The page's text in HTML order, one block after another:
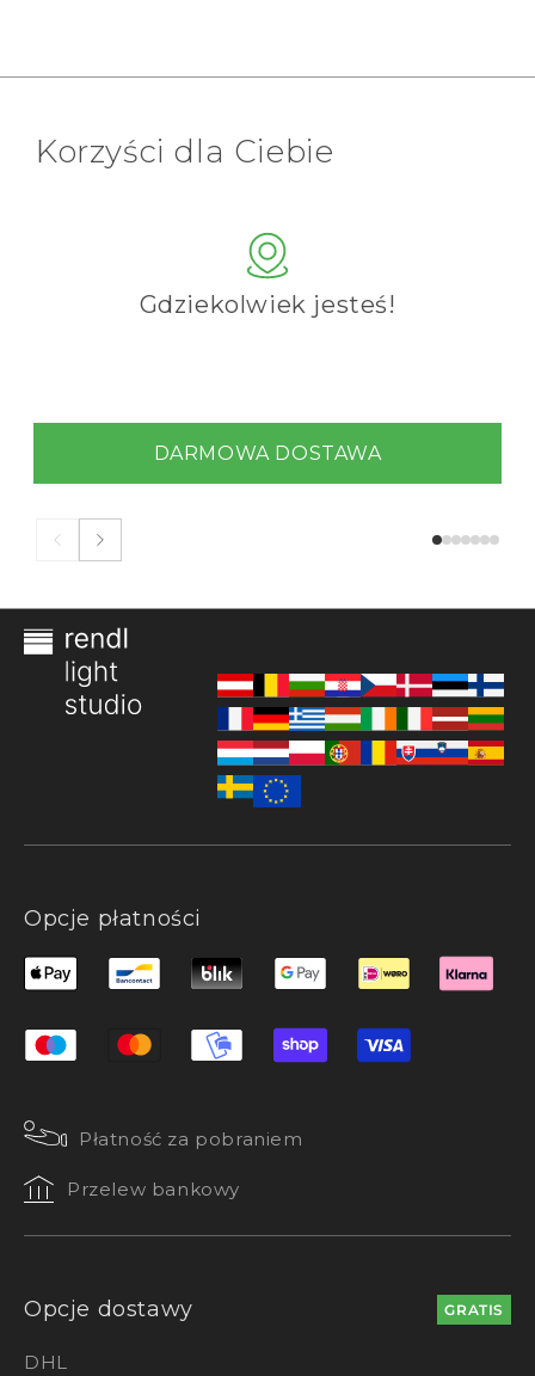
Korzyści dla Ciebie
Gdziekolwiek jesteś!
DARMOWA DOSTAWA
Opcje płatności
Płatność za pobraniem
Przelew bankowy
Opcje dostawy GRATIS
DHL